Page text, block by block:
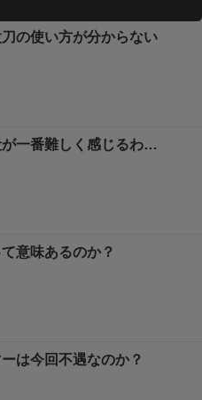
刀の使い方が分からない
が一番難しく感じるわ…
て意味あるのか？
ーは今回不遇なのか？